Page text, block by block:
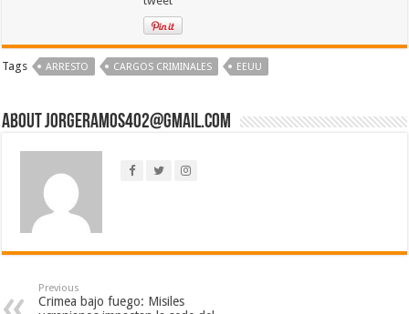
Tags ARRESTO CARGOS CRIMINALES EEUU
About jorgeramos402@gmail.com
Previous
Crimea bajo fuego: Misiles